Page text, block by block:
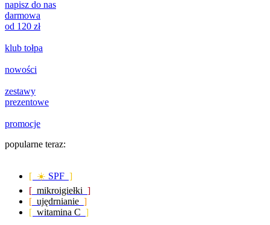
napisz do nas
darmowa
od 120 zł
klub tołpa
nowości
zestawy
prezentowe
promocje
popularne teraz:
[ ☀️ SPF ]
[ mikroigiełki ]
[ ujędrnianie ]
[ witamina C ]